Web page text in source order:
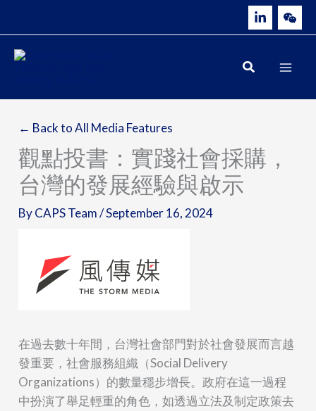
content
← Back to All Media Features
觀點投書：實踐社會採購，
台灣的發展經驗與啟示
ByCAPS Team/September 16, 2024
在過去數十年間，台灣社會部門對於社會發展而言越
發重要，社會服務組織（Social Delivery
Organizations）的數量穩步增長。政府在這一過程
中扮演了舉足輕重的角色，如透過立法及制定政策去